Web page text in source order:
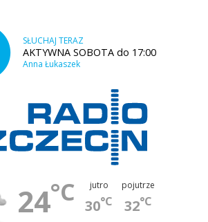
SŁUCHAJ TERAZ
AKTYWNA SOBOTA do 17:00
Anna Łukaszek
24°C jutro
30°C
pojutrze
32°C